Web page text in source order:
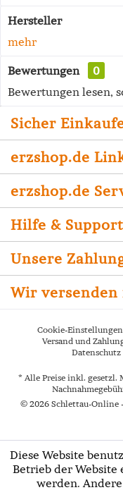
Hersteller
mehr
Bewertungen
0
Bewertungen lesen,
Sicher
erzshop.de
erzshop.de
Hilfe & Support
Unsere
Wir versenden
Cookie-Einstellungen
Versand und
Datenschutz
* Alle Preise inkl. gesetzl.
© 2026 Schlettau-Online
Diese Website
Betrieb der
werden.